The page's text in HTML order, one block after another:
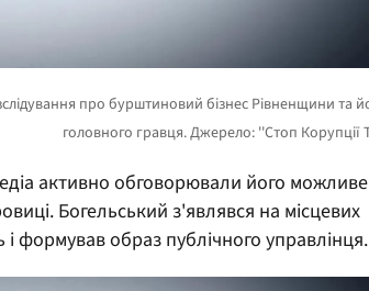
активно обговорювали його можливе
Богельський з'являвся на місцевих
і формував образ публічного управлінця.